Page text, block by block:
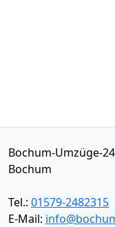
Bochum-Umzüge-
Bochum
Tel.: 01579-2482315
E-Mail: